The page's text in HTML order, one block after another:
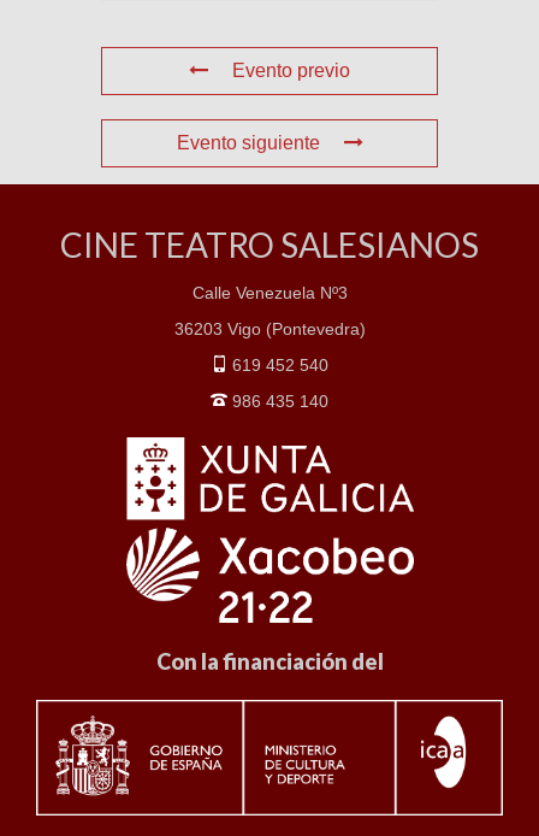
Evento previo
Evento siguiente
CINE TEATRO SALESIANOS
Calle Venezuela Nº3
36203 Vigo (Pontevedra)
619 452 540
986 435 140
Con la financiación del